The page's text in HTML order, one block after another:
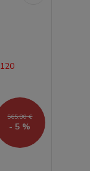
565,80 €
- 5 %